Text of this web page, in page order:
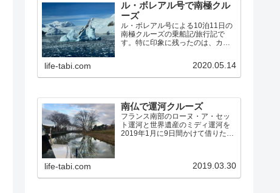
ル・ボレアル号で南極クル
ーズ
ル・ボレアル号による10泊11日の
南極クルーズの乗船記/旅行記で
す。特に印象に残ったのは、カヤ
ラシを間近に見たゾディアック・
クルーズ、ルメール海峡の氷河と
life-tabi.com 2020.05.14
南仏で運河クルーズ
フランス南部のローヌ・ア・セッ
ト運河と世界遺産のミディ運河を
2019年1月に9日間かけて借りたボ
的だった所などをまとめ、毎日の
life-tabi.com 2019.03.30